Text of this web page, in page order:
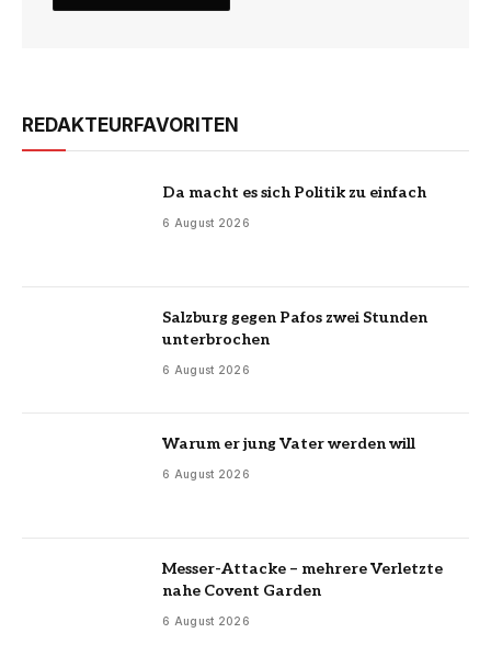
REDAKTEURFAVORITEN
Da macht es sich Politik zu einfach
6 August 2026
Salzburg gegen Pafos zwei Stunden
unterbrochen
6 August 2026
Warum er jung Vater werden will
6 August 2026
Messer-Attacke – mehrere Verletzte
nahe Covent Garden
6 August 2026